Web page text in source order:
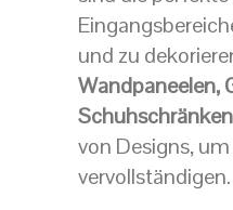
und zu
Wandpaneelen,
Schuhschränken
von Designs,
vervollständigen.